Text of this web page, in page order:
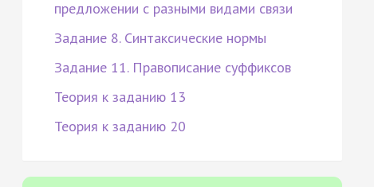
предложении с разными видами связи
Задание 8. Синтаксические нормы
Задание 11. Правописание суффиксов
Теория к заданию 13
Теория к заданию 20